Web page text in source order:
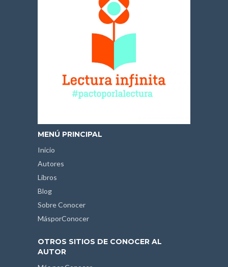
MENÚ PRINCIPAL
Inicio
Autores
Libros
Blog
Sobre Conocer
MásporConocer
OTROS SITIOS DE CONOCER AL
AUTOR